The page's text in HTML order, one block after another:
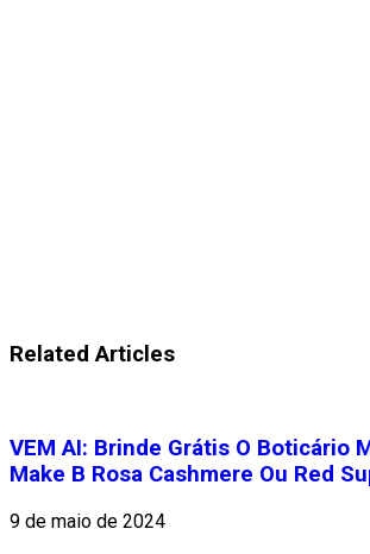
Related Articles
VEM AI: Brinde Grátis O Boticário
Make B Rosa Cashmere Ou Red
9 de maio de 2024